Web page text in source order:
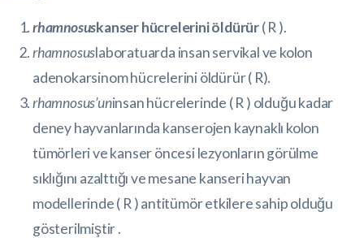
rhamnosuskanser hücrelerini öldürür(R ).
rhamnosuslaboratuarda insan servikal ve kolon
adenokarsinom hücrelerini öldürür ( R).
rhamnosus’uninsan hücrelerinde (R ) olduğu kadar
deney hayvanlarında kanserojen kaynaklı kolon
tümörleri ve kanser öncesi lezyonların görülme
sıklığını azalttığı ve mesane kanseri hayvan
modellerinde ( R ) antitümör etkilere sahip olduğu
gösterilmiştir .